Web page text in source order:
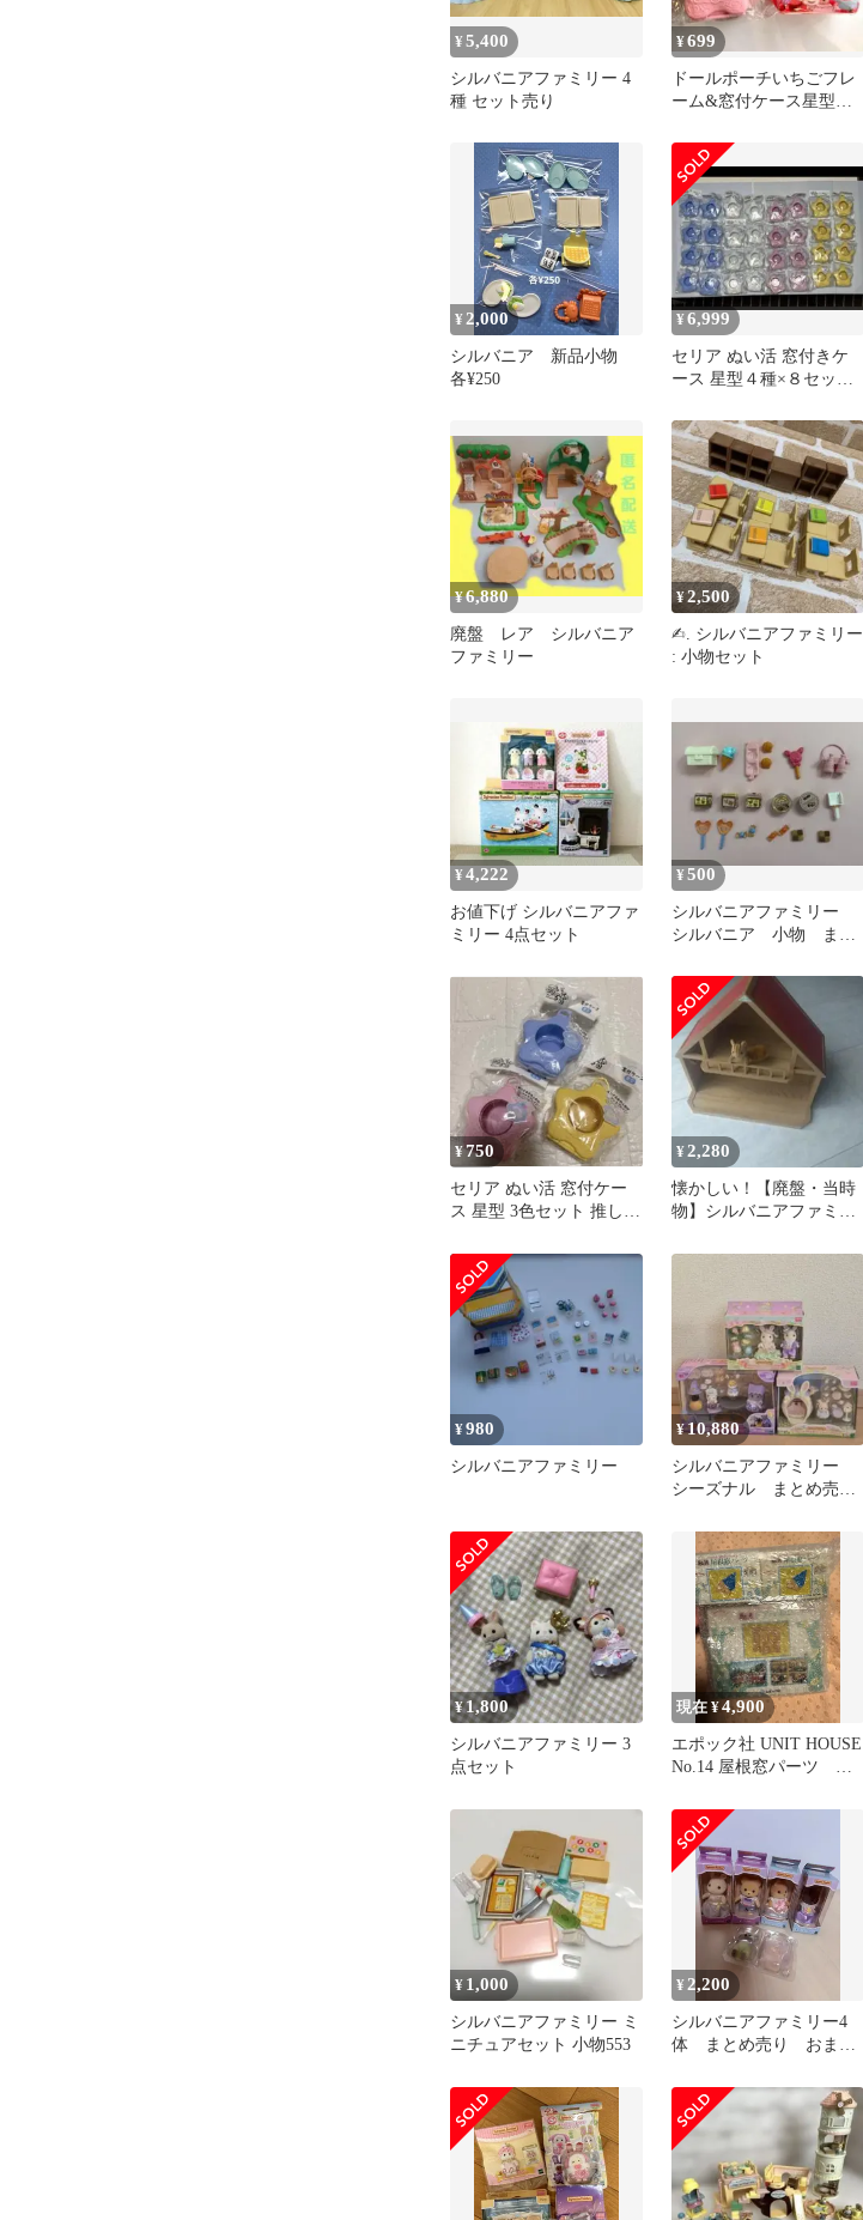
¥5,400
シルバニアファミリー 4
種 セット売り
¥699
ドールポーチいちごフレ
ーム&窓付ケース星型メ
¥ 2,000
シルバニア 新品小物
各¥250
¥6,999
セリア ぬい活 窓付きケ
ース 星型４種×８セッ
¥6,880
廃盤 レア シルバニア
ファミリー
¥2,500
✍︎. シルバニアファミリー
: 小物セット
¥4,222
お値下げ シルバニアファ
ミリー 4点セット
¥500
シルバニアファミリー
シルバニア 小物 まと
¥750
セリア ぬい活 窓付ケー
ス 星型 3色セット 推し活
¥2,280
懐かしい！【廃盤・当時
物】シルバニアファミリ
リス付き
¥980
シルバニアファミリー
¥10,880
シルバニアファミリー
シーズナル まとめ売
¥1,800
シルバニアファミリー 3
点セット
現在 ¥4,900
エポック社 UNIT HOUSE
No.14 屋根窓パーツ シ
¥ 1,000
シルバニアファミリー ミ
ニチュアセット 小物553
¥2,200
シルバニアファミリー4
体 まとめ売り おまけ